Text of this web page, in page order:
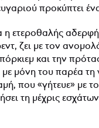
προκύπτει
αδερφή
ζει με τον
και την
μόνη του παρέα
που «γήτευε» με
τη μέχρις